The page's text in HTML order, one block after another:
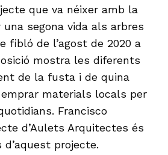
que va néixer amb la
segona vida als arbres
fibló de l’agost de 2020 a
mostra les diferents
de la fusta i de quina
materials locals per
Francisco
d’Aulets Arquitectes és
projecte.